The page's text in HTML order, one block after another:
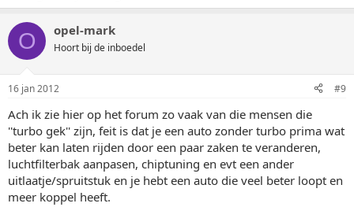
O opel-mark
Hoort bij de inboedel
16 jan 2012 #9
Ach ik zie hier op het forum zo vaak van die mensen die
''turbo gek'' zijn, feit is dat je een auto zonder turbo prima wat
beter kan laten rijden door een paar zaken te veranderen,
luchtfilterbak aanpasen, chiptuning en evt een ander
uitlaatje/spruitstuk en je hebt een auto die veel beter loopt en
meer koppel heeft.